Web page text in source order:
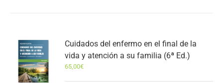
Cuidados del enfermo en el final de la
vida y atención a su familia (6ª Ed.)
65,00€